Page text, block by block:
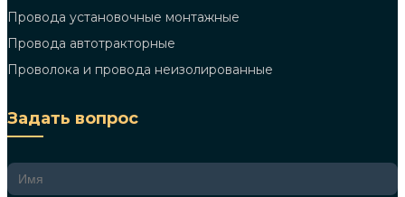
Провода установочные монтажные
Провода автотракторные
Проволока и провода неизолированные
Задать вопрос